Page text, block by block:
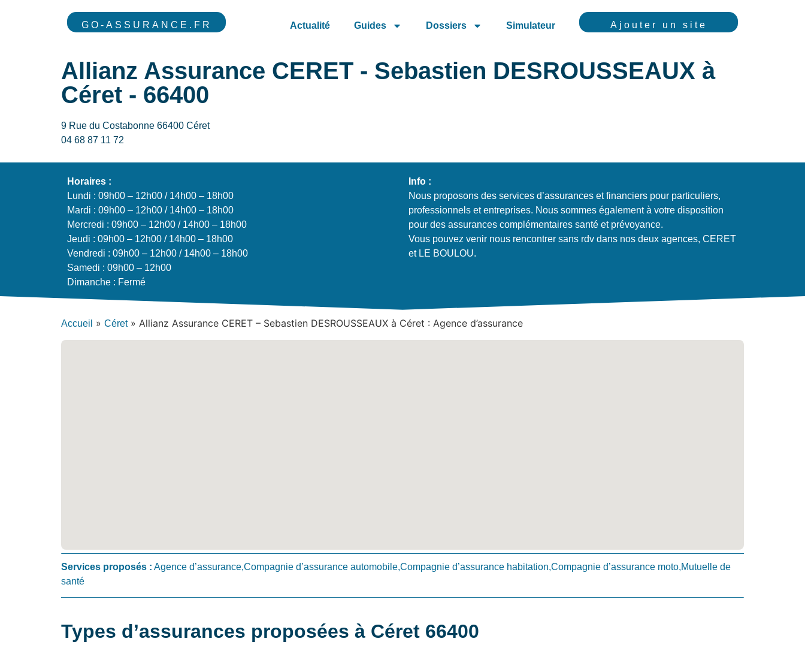
GO-ASSURANCE.FR Actualité Guides Dossiers Simulateur Ajouter un site
Allianz Assurance CERET - Sebastien DESROUSSEAUX à
Céret - 66400
9 Rue du Costabonne 66400 Céret
04 68 87 11 72
Horaires :
Lundi : 09h00 – 12h00 / 14h00 – 18h00
Mardi : 09h00 – 12h00 / 14h00 – 18h00
Mercredi : 09h00 – 12h00 / 14h00 – 18h00
Jeudi : 09h00 – 12h00 / 14h00 – 18h00
Vendredi : 09h00 – 12h00 / 14h00 – 18h00
Samedi : 09h00 – 12h00
Dimanche : Fermé
Info :
Nous proposons des services d’assurances et financiers pour particuliers,
professionnels et entreprises. Nous sommes également à votre disposition
pour des assurances complémentaires santé et prévoyance.
Vous pouvez venir nous rencontrer sans rdv dans nos deux agences, CERET
et LE BOULOU.
Accueil » Céret» Allianz Assurance CERET – Sebastien DESROUSSEAUX à Céret : Agence d’assurance
Services proposés : Agence d’assurance,Compagnie d’assurance automobile,Compagnie d’assurance habitation,Compagnie d’assurance moto,Mutuelle de
santé
Types d’assurances proposées à Céret 66400